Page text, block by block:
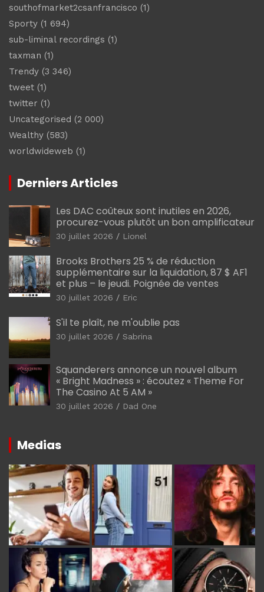
southofmarket2csanfrancisco (1)
Sporty (1 694)
sub-liminal recordings (1)
taxman (1)
Trendy (3 346)
tweet (1)
twitter (1)
Uncategorised (2 000)
Wealthy (583)
worldwideweb (1)
Derniers Articles
Les DAC coûteux sont inutiles en 2026,
procurez-vous plutôt un bon amplificateur
30 juillet 2026 Lionel
Brooks Brothers 25 % de réduction
supplémentaire sur la liquidation, 87 $ AF1
et plus – le jeudi. Poignée de ventes
30 juillet 2026 Eric
S'il te plaît, ne m'oublie pas
30 juillet 2026 Sabrina
Squanderers annonce un nouvel album
« Bright Madness » : écoutez « Theme For
The Casino At 5 AM »
30 juillet 2026 Dad One
Medias